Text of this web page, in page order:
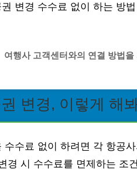
변경 수수료 없이 하는 방
여행사 고객센터와의 연결 방법
변경, 이렇게 해
수수료 없이 하려면 각 항공
경 시 수수료를 면제하는 조